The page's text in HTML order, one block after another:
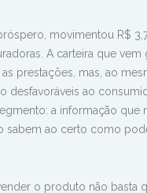
movimentou R$
A carteira que vem
prestações, mas, ao
desfavoráveis ao
a informação que
sabem ao certo como
o produto não basta